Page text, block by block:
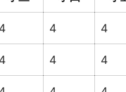
4 4 4
4 4 4